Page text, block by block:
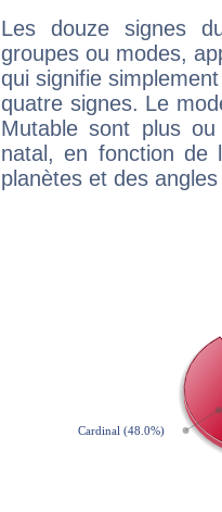
Les douze signes
groupes ou modes,
qui signifie
quatre signes. Le
Mutable sont plus
natal, en fonction de
planètes et des